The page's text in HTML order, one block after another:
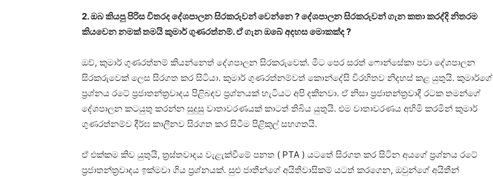
2. ඔබ කියපු පිරිස විතරද දේශපාලන සිරකරුවන් වෙන්නෙ ? දේශපාලන සිරකරුවන් ගැන කතා කරද්දි නිතරම
කියවෙන නමක් තමයි කුමාර් ගුණරත්නම්. ඒ ගැන ඔබේ අදහස මොකක්ද ?
ඔව්, කුමාර් ගුණරත්නම් කියන්නෙත් දේශපාලන සිරකරුවෙක්. මීට පෙර සරත් ෆොන්සේකා පවා දේශපාලන
සිරකරුවෙක් ලෙස සිරගත කර සිටියා. කුමාර් ගුණරත්නම්වත් කොන්දේසි විරහිතව නිදහස් කළ යුතුයි. කුමාර්ගේ
ප්‍රශ්නය රටේ ප්‍රජාතන්ත්‍රවාදය පිළිබඳව ප්‍රශ්නයක් හැටියට අපි දකිනවා. ඒ නිසා ප්‍රජාතන්ත්‍රවාදී රටක තමන්ගේ
දේශපාලන කටයුතු කරන්න සුදුසු වාතාවරණයක් කාටත් තිබිය යුතුයි. එම වාතාවරණය අහිමි කරමින් කුමාර්
ගුණරත්නම්ව දීර්ඝ කාලීනව සිරගත කර සිටීම පිළිකුල් සහගතයි.
ඒ එක්කම කිව යුතුයි, ත්‍රස්තවාදය වැළැක්වීමේ පනත ( PTA ) යටතේ සිරගත කර සිටින අයගේ ප්‍රශ්නය රටේ
ප්‍රජාතන්ත්‍රවාදය ඉක්මවා ගිය ප්‍රශ්නයක්. සුළු ජාතීන්ගේ අයිතිවාසිකම් යටත් කරගෙන, ඔවුන්ගේ අයිතීන්